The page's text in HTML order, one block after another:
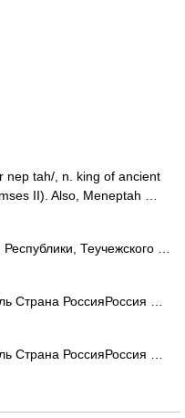
tah/, n. king of ancient
II). Also, Meneptah …
Теучежского …
Страна РоссияРоссия …
Страна РоссияРоссия …